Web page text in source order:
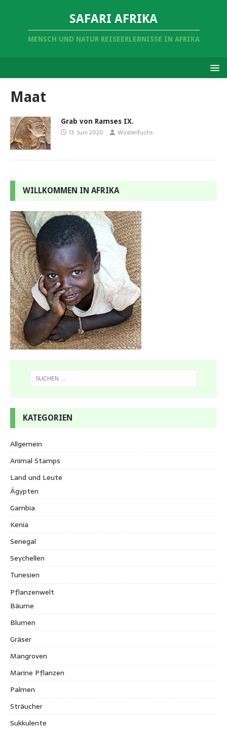
SAFARI AFRIKA
MENSCH UND NATUR REISEERLEBNISSE IN AFRIKA
Maat
Grab von Ramses IX.
13. Juni 2020 Wüstenfuchs
WILLKOMMEN IN AFRIKA
KATEGORIEN
Allgemein
Animal Stamps
Land und Leute
Ägypten
Gambia
Kenia
Senegal
Seychellen
Tunesien
Pflanzenwelt
Bäume
Blumen
Gräser
Mangroven
Marine Pflanzen
Palmen
Sträucher
Sukkulente